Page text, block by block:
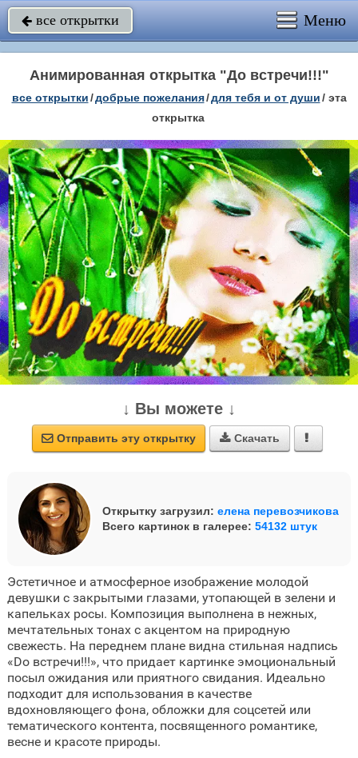
 все открытки Меню
Анимированная открытка "До встречи!!!"
все открытки/добрые пожелания/для тебя и от души/ эта
открытка
↓ Вы можете ↓
 Отправить эту открытку  Скачать 
Открытку загрузил: елена перевозчикова
Всего картинок в галерее: 54132 штук
Эстетичное и атмосферное изображение молодой
девушки с закрытыми глазами, утопающей в зелени и
капельках росы. Композиция выполнена в нежных,
мечтательных тонах с акцентом на природную
свежесть. На переднем плане видна стильная надпись
«Do встречи!!!», что придает картинке эмоциональный
посыл ожидания или приятного свидания. Идеально
подходит для использования в качестве
вдохновляющего фона, обложки для соцсетей или
тематического контента, посвященного романтике,
весне и красоте природы.